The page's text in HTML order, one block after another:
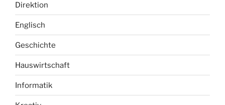
Direktion
Englisch
Geschichte
Hauswirtschaft
Informatik